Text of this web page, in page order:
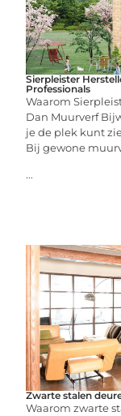
Sierpleister
Professionals
Waarom
Dan Muurverf
je de plek kunt
Bij gewone
...
Zwarte stalen
Waarom zwarte